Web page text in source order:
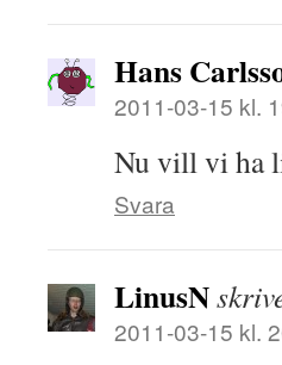
Hans
2011-03-15 kl.
Nu vill vi ha
Svara
LinusN
2011-03-15 kl.